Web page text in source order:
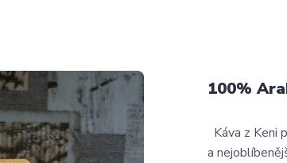
100%
Káva z Keni
a